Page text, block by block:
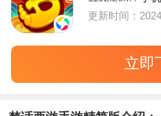
更新时间：
立即